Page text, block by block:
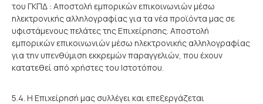
του ΓΚΠΔ : Αποστολή εμπορικών επικοινωνιών μέσω
ηλεκτρονικής αλληλογραφίας για τα νέα προϊόντα μας σε
υφιστάμενους πελάτες της Επιχείρησης. Αποστολή
εμπορικών επικοινωνιών μέσω ηλεκτρονικής αλληλογραφίας
για την υπενθύμιση εκκρεμών παραγγελιών, που έχουν
κατατεθεί από χρήστες του Ιστοτόπου.
5.4. Η Επιχείρησή μας συλλέγει και επεξεργάζεται